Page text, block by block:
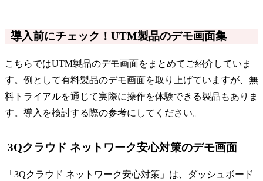
導入前にチェック！UTM製品のデモ画面集
こちらではUTM製品のデモ画面をまとめてご紹介していま
す。例として有料製品のデモ画面を取り上げていますが、無
料トライアルを通じて実際に操作を体験できる製品もありま
す。導入を検討する際の参考にしてください。
3Qクラウド ネットワーク安心対策のデモ画面
「3Qクラウド ネットワーク安心対策」は、ダッシュボード